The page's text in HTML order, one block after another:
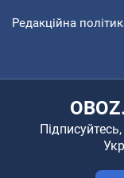
Редакційна